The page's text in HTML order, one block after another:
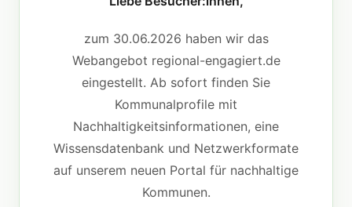
zum 30.06.2026 haben wir das
Webangebot regional-engagiert.de
eingestellt. Ab sofort finden Sie
Kommunalprofile mit
Nachhaltigkeitsinformationen, eine
Wissensdatenbank und Netzwerkformate
auf unserem neuen Portal für nachhaltige
Kommunen.